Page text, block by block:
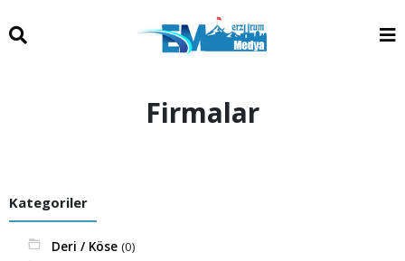
Firmalar
Kategoriler
Deri / Köse(0)